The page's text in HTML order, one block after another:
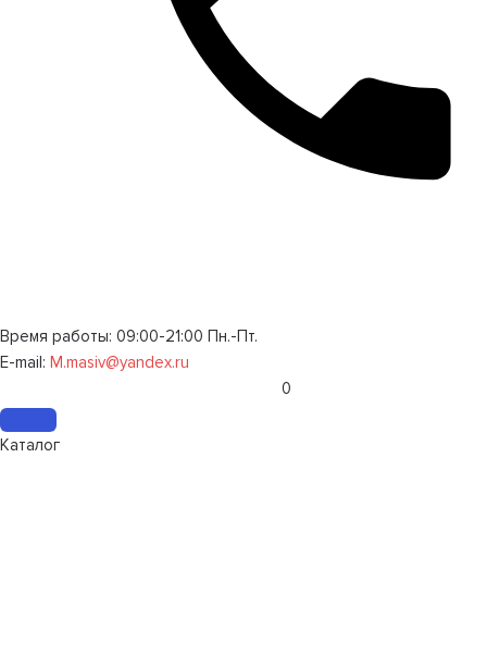
Время работы: 09:00-21:00 Пн.-Пт.
E-mail: M.masiv@yandex.ru
0
Каталог